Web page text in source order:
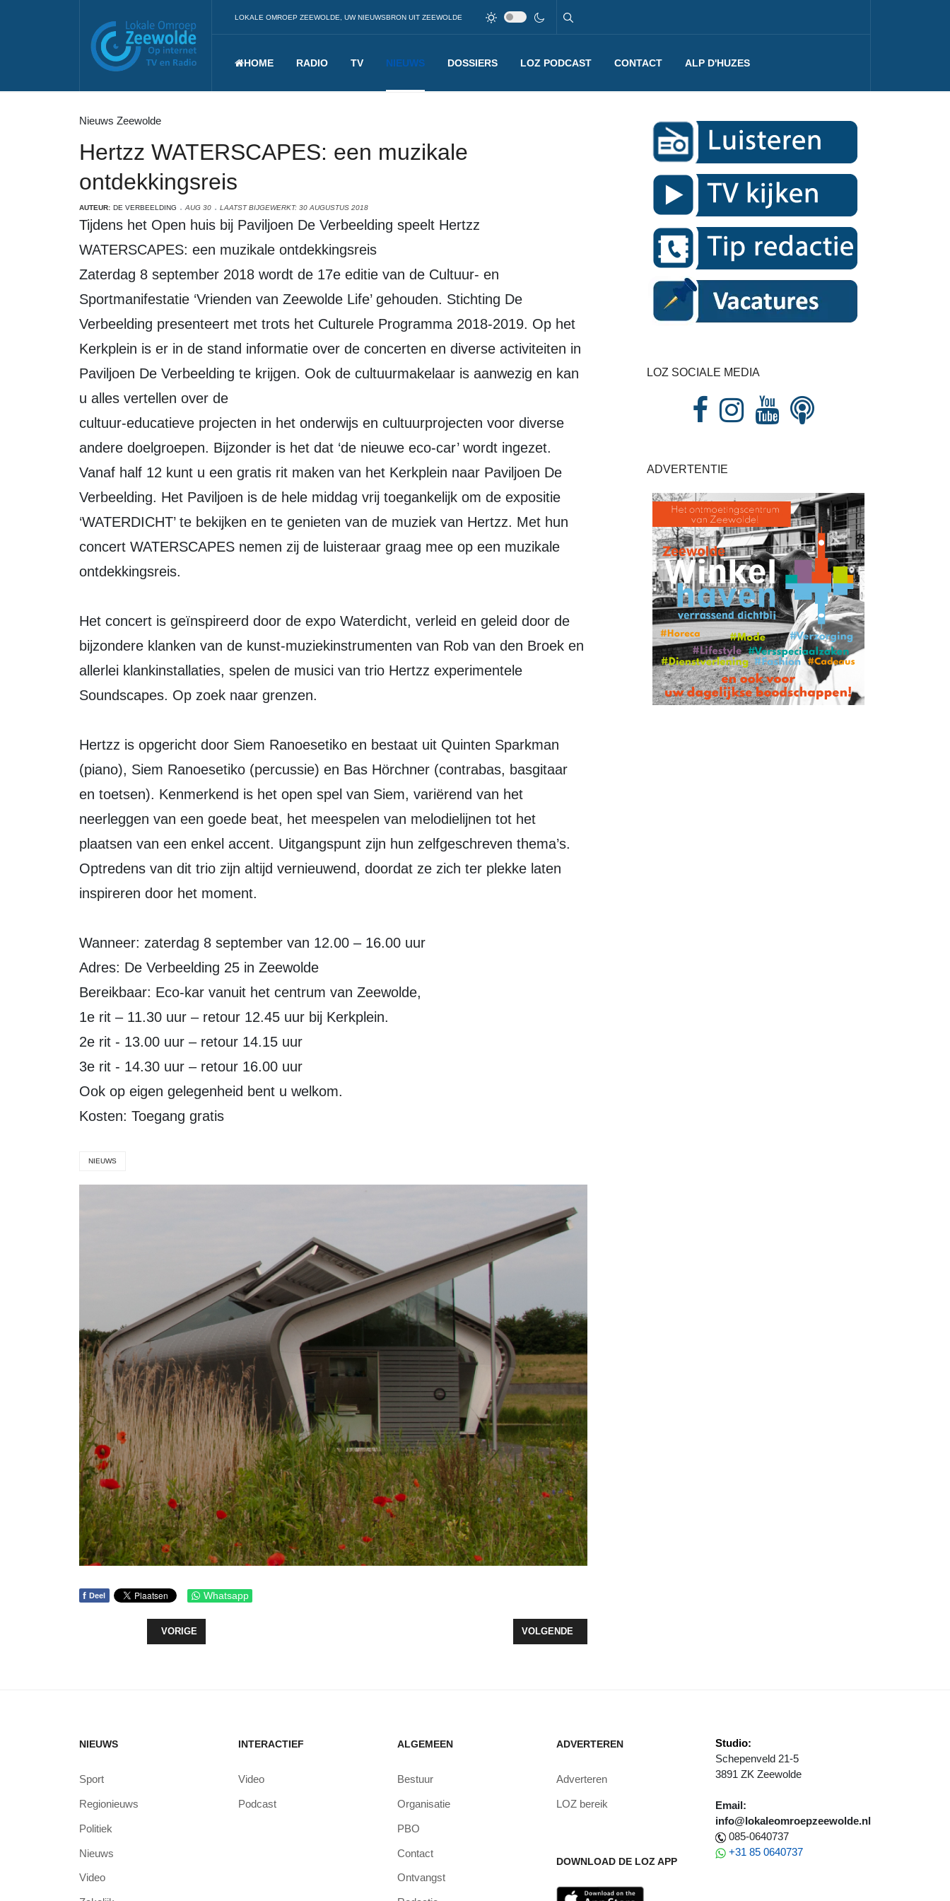
LOKALE OMROEP ZEEWOLDE, UW NIEUWSBRON UIT ZEEWOLDE
HOME RADIO TV NIEUWS DOSSIERS LOZ PODCAST CONTACT ALP D'HUZES
Nieuws Zeewolde
Hertzz WATERSCAPES: een muzikale
ontdekkingsreis
AUTEUR: DE VERBEELDING AUG 30 LAATST BIJGEWERKT: 30 AUGUSTUS 2018
Tijdens het Open huis bij Paviljoen De Verbeelding speelt Hertzz
WATERSCAPES: een muzikale ontdekkingsreis
Zaterdag 8 september 2018 wordt de 17e editie van de Cultuur- en
Sportmanifestatie ‘Vrienden van Zeewolde Life’ gehouden. Stichting De
Verbeelding presenteert met trots het Culturele Programma 2018-2019. Op het
Kerkplein is er in de stand informatie over de concerten en diverse activiteiten in
Paviljoen De Verbeelding te krijgen. Ook de cultuurmakelaar is aanwezig en kan
u alles vertellen over de
cultuur-educatieve projecten in het onderwijs en cultuurprojecten voor diverse
andere doelgroepen. Bijzonder is het dat ‘de nieuwe eco-car’ wordt ingezet.
Vanaf half 12 kunt u een gratis rit maken van het Kerkplein naar Paviljoen De
Verbeelding. Het Paviljoen is de hele middag vrij toegankelijk om de expositie
‘WATERDICHT’ te bekijken en te genieten van de muziek van Hertzz. Met hun
concert WATERSCAPES nemen zij de luisteraar graag mee op een muzikale
ontdekkingsreis.
Het concert is geïnspireerd door de expo Waterdicht, verleid en geleid door de
bijzondere klanken van de kunst-muziekinstrumenten van Rob van den Broek en
allerlei klankinstallaties, spelen de musici van trio Hertzz experimentele
Soundscapes. Op zoek naar grenzen.
Hertzz is opgericht door Siem Ranoesetiko en bestaat uit Quinten Sparkman
(piano), Siem Ranoesetiko (percussie) en Bas Hörchner (contrabas, basgitaar
en toetsen). Kenmerkend is het open spel van Siem, variërend van het
neerleggen van een goede beat, het meespelen van melodielijnen tot het
plaatsen van een enkel accent. Uitgangspunt zijn hun zelfgeschreven thema’s.
Optredens van dit trio zijn altijd vernieuwend, doordat ze zich ter plekke laten
inspireren door het moment.
Wanneer: zaterdag 8 september van 12.00 – 16.00 uur
Adres: De Verbeelding 25 in Zeewolde
Bereikbaar: Eco-kar vanuit het centrum van Zeewolde,
1e rit – 11.30 uur – retour 12.45 uur bij Kerkplein.
2e rit - 13.00 uur – retour 14.15 uur
3e rit - 14.30 uur – retour 16.00 uur
Ook op eigen gelegenheid bent u welkom.
Kosten: Toegang gratis
NIEUWS
f Deel Whatsapp
VORIG ARTIKEL: OPENLUCHT BIOSCOOP OP HET WOLDSTRAND IN ZEEWOLDE
VORIGE VOLGENDE ARTIKEL: NATUURWANDELINGEN MET IVN ZEEWOLDE
VOLGENDE
LOZ SOCIALE MEDIA
ADVERTENTIE
NIEUWS
Sport
Regionieuws
Politiek
Nieuws
Video
INTERACTIEF
Video
Podcast
ALGEMEEN
Bestuur
Organisatie
PBO
Contact
Ontvangst
ADVERTEREN
Adverteren
LOZ bereik
DOWNLOAD DE LOZ APP
Studio:
Schepenveld 21-5
3891 ZK Zeewolde
Email:
info@lokaleomroepzeewolde.nl
085-0640737
+31 85 0640737